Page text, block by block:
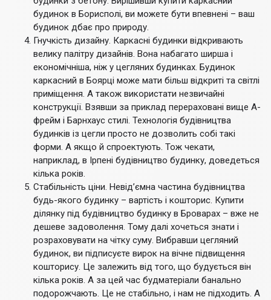
будинок в Борисполі, ви можете бути впевнені – ваш
будинок дбає про природу.
Гнучкість дизайну. Каркасні будинки відкривають
велику палітру дизайнів. Вона набагато ширша і
економічніша, ніж у цегляних будинках. Будинок
каркасний в Боярці може мати більш відкриті та світлі
приміщення. А також використати незвичайні
конструкції. Взявши за приклад перераховані вище А-
фрейм і Барнхаус стилі. Технологія будівництва
будинків із цегли просто не дозволить собі такі
форми. А якщо й спроектують. Тож чекати,
наприклад, в Ірпені будівництво будинку, доведеться
кілька років.
Стабільність ціни. Невід’ємна частина будівництва
будь-якого будинку – вартість і кошторис. Купити
ділянку під будівництво будинку в Броварах – вже не
дешеве задоволення. Тому далі хочеться знати і
розраховувати на чітку суму. Вибравши цегляний
будинок, ви підписуєте вирок на вічне підвищення
кошторису. Це залежить від того, що будується він
кілька років. А за цей час будматеріали банально
подорожчають. Це не стабільно, і нам не підходить. А